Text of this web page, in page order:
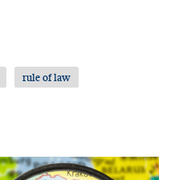
rule of law